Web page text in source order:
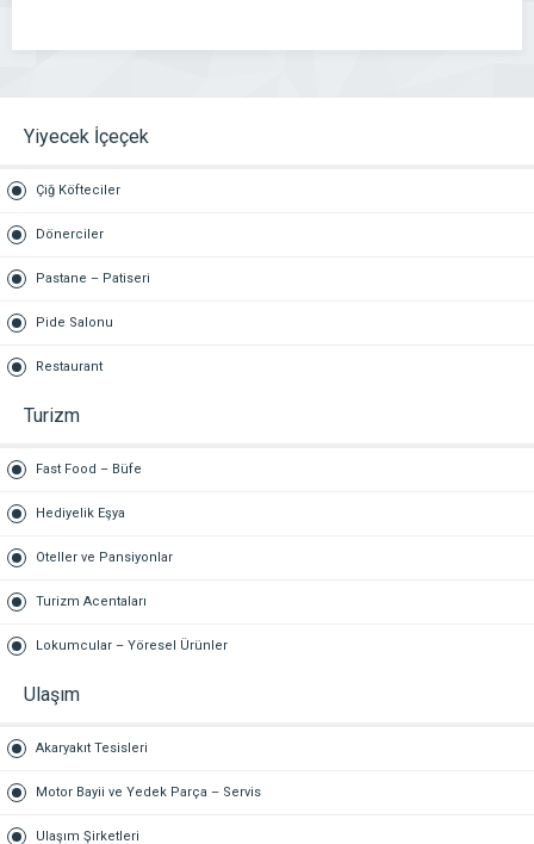
Yiyecek İçeçek
Çiğ Köfteciler
Dönerciler
Pastane – Patiseri
Pide Salonu
Restaurant
Turizm
Fast Food – Büfe
Hediyelik Eşya
Oteller ve Pansiyonlar
Turizm Acentaları
Lokumcular – Yöresel Ürünler
Ulaşım
Akaryakıt Tesisleri
Motor Bayii ve Yedek Parça – Servis
Ulaşım Şirketleri